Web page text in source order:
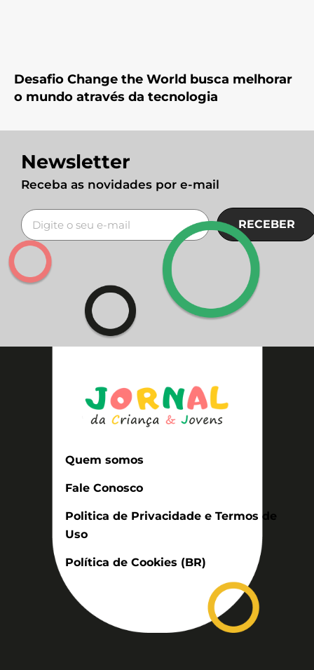
Desafio Change the World busca melhorar
o mundo através da tecnologia
Newsletter
Receba as novidades por e-mail
RECEBER
Quem somos
Fale Conosco
Politica de Privacidade e Termos de
Uso
Política de Cookies (BR)